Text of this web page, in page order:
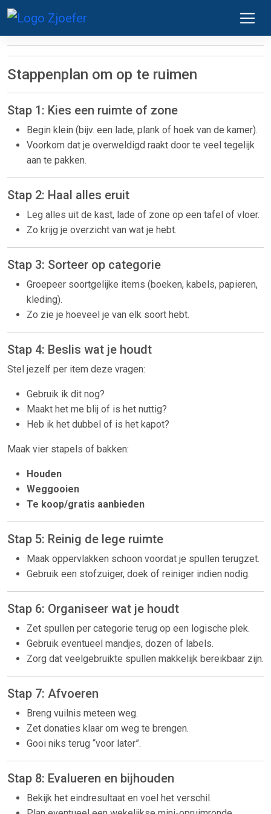
Stappenplan om op te ruimen
Stap 1: Kies een ruimte of zone
Begin klein (bijv. een lade, plank of hoek van de kamer).
Voorkom dat je overweldigd raakt door te veel tegelijk
aan te pakken.
Stap 2: Haal alles eruit
Leg alles uit de kast, lade of zone op een tafel of vloer.
Zo krijg je overzicht van wat je hebt.
Stap 3: Sorteer op categorie
Groepeer soortgelijke items (boeken, kabels, papieren,
kleding).
Zo zie je hoeveel je van elk soort hebt.
Stap 4: Beslis wat je houdt
Stel jezelf per item deze vragen:
Gebruik ik dit nog?
Maakt het me blij of is het nuttig?
Heb ik het dubbel of is het kapot?
Maak vier stapels of bakken:
Houden
Weggooien
Te koop/gratis aanbieden
Stap 5: Reinig de lege ruimte
Maak oppervlakken schoon voordat je spullen terugzet.
Gebruik een stofzuiger, doek of reiniger indien nodig.
Stap 6: Organiseer wat je houdt
Zet spullen per categorie terug op een logische plek.
Gebruik eventueel mandjes, dozen of labels.
Zorg dat veelgebruikte spullen makkelijk bereikbaar zijn.
Stap 7: Afvoeren
Breng vuilnis meteen weg.
Zet donaties klaar om weg te brengen.
Gooi niks terug “voor later”.
Stap 8: Evalueren en bijhouden
Bekijk het eindresultaat en voel het verschil.